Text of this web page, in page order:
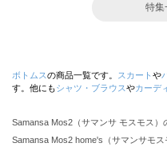
特集
ボトムスの商品一覧です。 スカート や
す。他にもシャツ・ブラウスやカーデ
Samansa Mos2（サマンサ モスモス）
Samansa Mos2 home's（サマンサモ